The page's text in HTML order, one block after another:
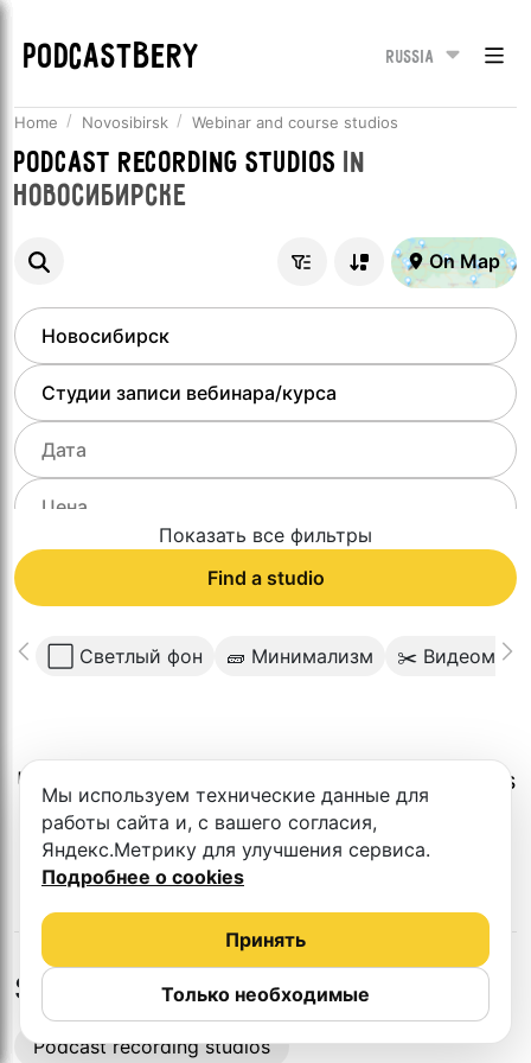
PODCASTBERY Russia
Home Novosibirsk Webinar and course studios
Podcast recording studios in
Новосибирске
On Map
Показать все фильтры
Find a studio
⬜️ Светлый фон 🧱 Минимализм ✂️
Unfortunately, there is no such studio in this
city.
Studios in nearby cities
Podcast recording studios
Мы используем технические данные для
работы сайта и, с вашего согласия,
Яндекс.Метрику для улучшения сервиса.
Подробнее о cookies
Только необходимые
Принять